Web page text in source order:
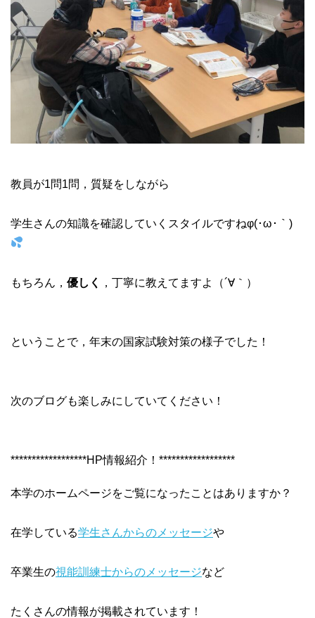
教員が1問1問，質疑をしながら
学生さんの知識を確認していくスタイルですねφ(･ω･｀)
もちろん， 優しく ，丁寧に教えてますよ （´∀｀）
ということで，年末の国家試験対策の様子でした！
次のブログも楽しみにしていてください！
******************HP情報紹介！******************
本学のホームページをご覧になったことはありますか？
在学している学生さんからのメッセージや
卒業生の視能訓練士からのメッセージなど
たくさんの情報が掲載されています！